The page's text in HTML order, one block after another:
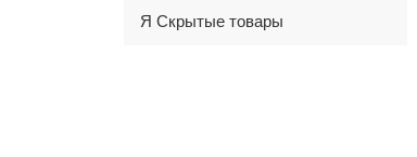
Я Скрытые товары